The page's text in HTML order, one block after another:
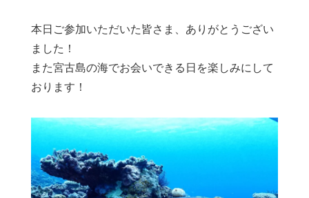
本日ご参加いただいた皆さま、ありがとうござい
ました！
また宮古島の海でお会いできる日を楽しみにして
おります！